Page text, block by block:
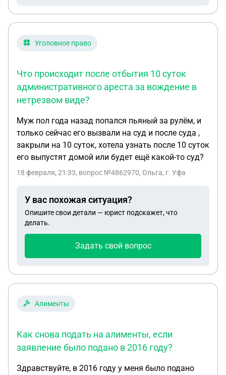
Уголовное право
Что происходит после отбытия 10 суток
административного ареста за вождение в
нетрезвом виде?
Муж пол года назад попался пьяный за рулём, и
только сейчас его вызвали на суд и после суда ,
закрыли на 10 суток, хотела узнать после 10 суток
его выпустят домой или будет ещё какой-то суд?
18 февраля, 21:33, вопрос №4862970, Ольга, г. Уфа
У вас похожая ситуация?
Опишите свои детали — юрист подскажет, что
делать.
Задать свой вопрос
Алименты
Как снова подать на алименты, если
заявление было подано в 2016 году?
Здравствуйте, в 2016 году у меня было подано